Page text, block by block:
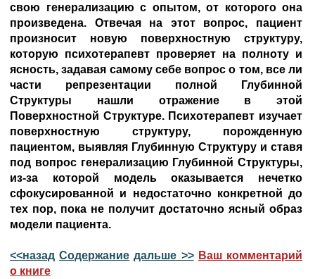
свою генерализацию с опытом, от которого она
произведена. Отвечая на этот вопрос, пациент
произносит новую поверхностную структуру,
которую психотерапевт проверяет на полноту и
ясность, задавая самому себе вопрос о том, все ли
части репрезентации полной Глубинной
Структуры нашли отражение в этой
Поверхностной Структуре. Психотерапевт изучает
поверхностную структуру, порожденную
пациентом, выявляя Глубинную Структуру и ставя
под вопрос генерализацию Глубинной Структуры,
из-за которой модель оказывается нечетко
сфокусированной и недостаточно конкретной до
тех пор, пока не получит достаточно ясный образ
модели пациента.
<<назад Содержание дальше >> Ваш комментарий
о книге